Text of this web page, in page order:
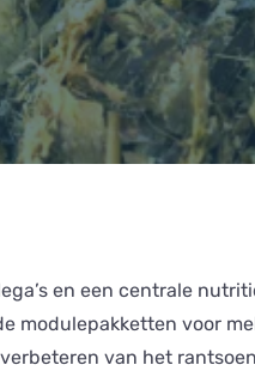
en een centrale
voor
van het